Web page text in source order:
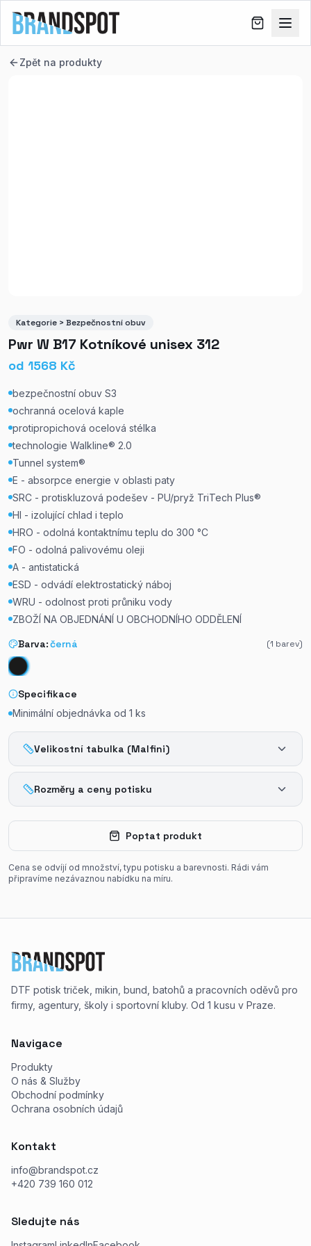
Zpět na produkty
Kategorie > Bezpečnostní obuv
Pwr W B17 Kotníkové unisex 312
od 1568 Kč
bezpečnostní obuv S3
ochranná ocelová kaple
protipropichová ocelová stélka
technologie Walkline® 2.0
Tunnel system®
E - absorpce energie v oblasti paty
SRC - protiskluzová podešev - PU/pryž TriTech Plus®
HI - izolující chlad i teplo
HRO - odolná kontaktnímu teplu do 300 °C
FO - odolná palivovému oleji
A - antistatická
ESD - odvádí elektrostatický náboj
WRU - odolnost proti průniku vody
ZBOŽÍ NA OBJEDNÁNÍ U OBCHODNÍHO ODDĚLENÍ
Barva:černá (1 barev)
Specifikace
Minimální objednávka od 1 ks
Velikostní tabulka (Malfini)
Rozměry a ceny potisku
Poptat produkt
Cena se odvíjí od množství, typu potisku a barevnosti. Rádi vám
připravíme nezávaznou nabídku na míru.
DTF potisk triček, mikin, bund, batohů a pracovních oděvů pro
firmy, agentury, školy i sportovní kluby. Od 1 kusu v Praze.
Navigace
Produkty
O nás & Služby
Obchodní podmínky
Ochrana osobních údajů
Kontakt
info@brandspot.cz
+420 739 160 012
Sledujte nás